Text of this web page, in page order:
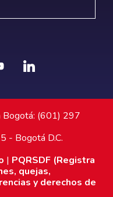
Bogotá: (601) 297
- Bogotá D.C.
| PQRSDF (Registra
quejas,
y derechos de